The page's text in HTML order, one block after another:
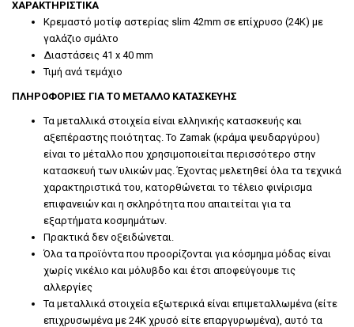
ΧΑΡΑΚΤΗΡΙΣΤΙΚΑ
Κρεμαστό μοτίφ αστερίας slim 42mm σε επίχρυσο (24Κ) με
γαλάζιο σμάλτο
Διαστάσεις 41 x 40 mm
Τιμή ανά τεμάχιο
ΠΛΗΡΟΦΟΡΙΕΣ ΓΙΑ ΤΟ ΜΕΤΑΛΛΟ ΚΑΤΑΣΚΕΥΗΣ
Τα μεταλλικά στοιχεία είναι ελληνικής κατασκευής και
αξεπέραστης ποιότητας. Το Zamak (κράμα ψευδαργύρου)
είναι το μέταλλο που χρησιμοποιείται περισσότερο στην
κατασκευή των υλικών μας. Έχοντας μελετηθεί όλα τα τεχνικά
χαρακτηριστικά του, κατορθώνεται το τέλειο φινίρισμα
επιφανειών και η σκληρότητα που απαιτείται για τα
εξαρτήματα κοσμημάτων.
Πρακτικά δεν οξειδώνεται.
Όλα τα προϊόντα που προορίζονται για κόσμημα μόδας είναι
χωρίς νικέλιο και μόλυβδο και έτσι αποφεύγουμε τις
αλλεργίες
Τα μεταλλικά στοιχεία εξωτερικά είναι επιμεταλλωμένα (είτε
επιχρυσωμένα με 24Κ χρυσό είτε επαργυρωμένα), αυτό τα